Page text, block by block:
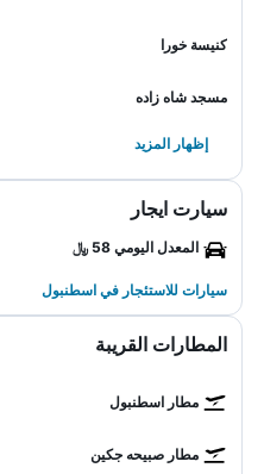
كنيسة خورا
مسجد شاه زاده
إظهار المزيد
سيارت ايجار
المعدل اليومي 58 ﷼
سيارات للاستئجار في اسطنبول
المطارات القريبة
مطار اسطنبول
مطار صبيحه جكين